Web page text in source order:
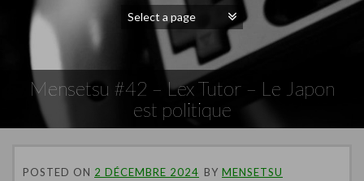
Mensetsu #42 – Lex Tutor – Le Japon
est politique
POSTED ON 2 DÉCEMBRE 2024 BY MENSETSU